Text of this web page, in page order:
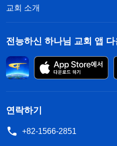
교회 소개
전능하신 하나님 교회 앱
연락하기
+82-1566-2851